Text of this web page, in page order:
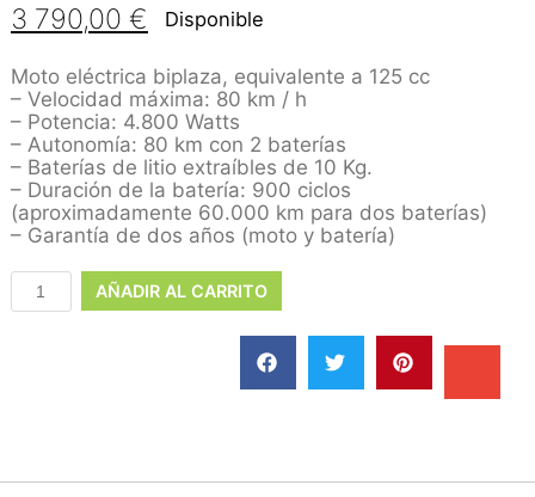
3 790,00 € Disponible
Moto eléctrica biplaza, equivalente a 125 cc
– Velocidad máxima: 80 km / h
– Potencia: 4.800 Watts
– Autonomía: 80 km con 2 baterías
– Baterías de litio extraíbles de 10 Kg.
– Duración de la batería: 900 ciclos
(aproximadamente 60.000 km para dos baterías)
– Garantía de dos años (moto y batería)
AÑADIR AL CARRITO